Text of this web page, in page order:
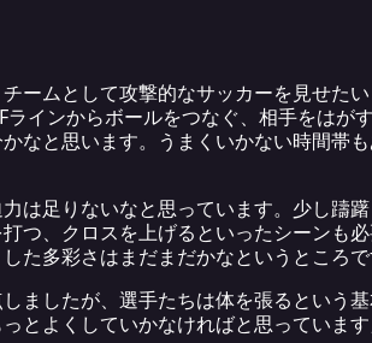
チームとして攻撃的なサッカーを見せた
ラインからボールをつなぐ、相手をは
なと思います。うまくいかない時間帯
は足りないなと思っています。少し躊
つ、クロスを上げるといったシーンも
た多彩さはまだまだかなというところで
ましたが、選手たちは体を張るという
とよくしていかなければと思っています